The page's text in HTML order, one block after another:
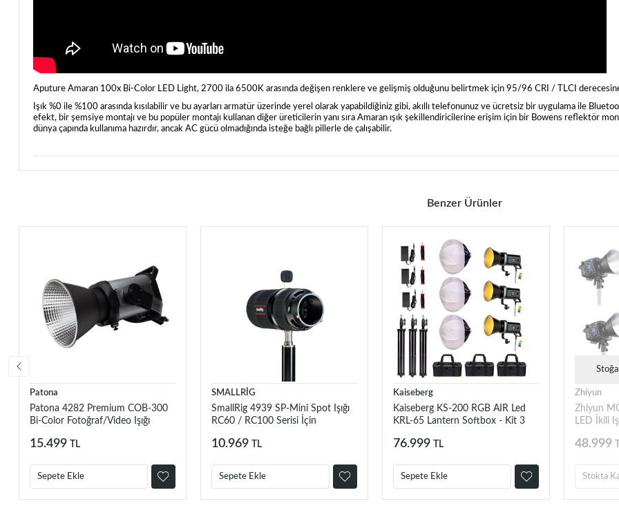
Aputure Amaran 100x Bi-Color LED Light, 2700 ila 6500K arasında değişen renklere ve gelişmiş olduğunu belirtmek için 95/96 CRI / TLCI
Işık %0 ile %100 arasında kısılabilir ve bu ayarları armatür üzerinde yerel olarak yapabildiğiniz gibi, akıllı telefonunuz ve ücretsiz bir uygulama ile
efekt, bir şemsiye montajı ve bu popüler montajı kullanan diğer üreticilerin yanı sıra Amaran ışık şekillendiricilerine erişim için bir Bowens reflektör
dünya çapında kullanıma hazırdır, ancak AC gücü olmadığında isteğe bağlı pillerle de çalışabilir.
Benzer Ürünler
Patona
Patona 4282 Premium COB-300
Bi-Color Fotoğraf/Video Işığı
15.499 TL
Sepete Ekle
SMALLRİG
SmallRig 4939 SP-Mini Spot Işığı
RC60 / RC100 Serisi İçin
10.969 TL
Sepete Ekle
Kaiseberg
Kaiseberg KS-200 RGB AIR Led
KRL-65 Lantern Softbox - Kit 3
76.999 TL
Sepete Ekle
Zhiyun
Zhiyun
LED İkili
48.999
Stokta